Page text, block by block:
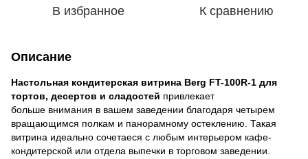
В избранное К сравнению
Описание
Настольная кондитерская витрина Berg FT-100R-1 для
тортов, десертов и сладостей привлекает
больше внимания в вашем заведении благодаря четырем
вращающимся полкам и панорамному остеклению. Такая
витрина идеально сочетаеся с любым интерьером кафе-
кондитерской или отдела выпечки в торговом заведении.